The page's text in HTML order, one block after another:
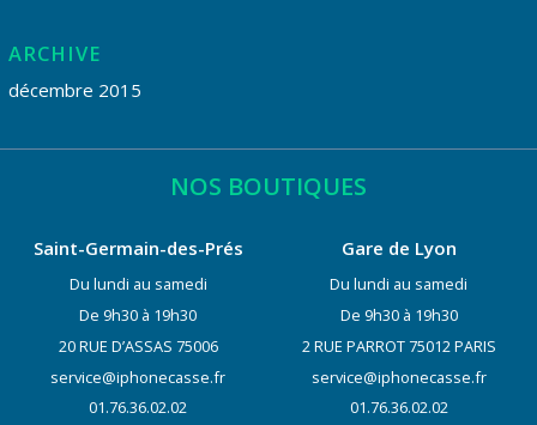
ARCHIVE
décembre 2015
NOS BOUTIQUES
Saint-Germain-des-Prés
Du lundi au samedi
De 9h30 à 19h30
20 RUE D’ASSAS 75006
service@iphonecasse.fr
01.76.36.02.02
Gare de Lyon
Du lundi au samedi
De 9h30 à 19h30
2 RUE PARROT 75012 PARIS
service@iphonecasse.fr
01.76.36.02.02